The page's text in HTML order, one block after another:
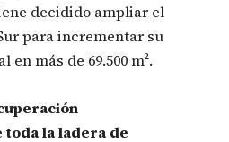
decidido ampliar el
para incrementar su
más de 69.500 m².
la ladera de